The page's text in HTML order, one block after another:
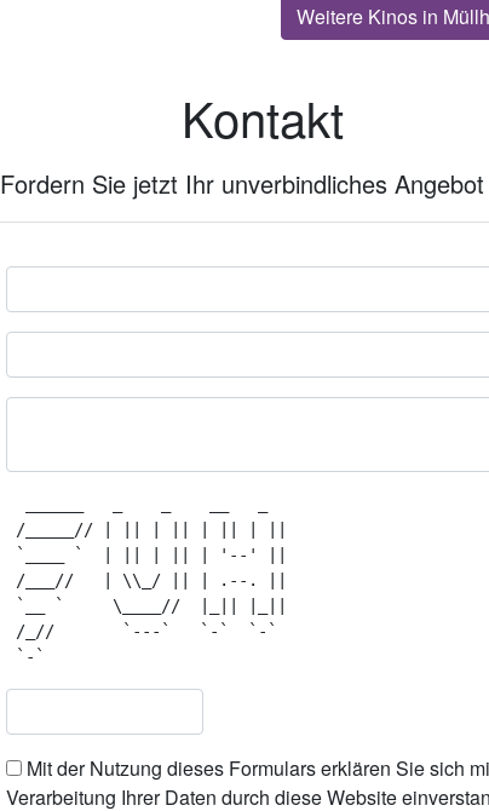
Weitere Kinos in
Kontakt
Fordern Sie jetzt Ihr unverbindliches
/_____// | || | || | || | ||
`____ `  | || | || | '--' ||
/___//   | \\_/ || | .--. ||
`__ `     \____//  |_|| |_||
/_//       `---`   `-`  `-`
Mit der Nutzung dieses Formulars erklären Sie sich
Verarbeitung Ihrer Daten durch diese Website